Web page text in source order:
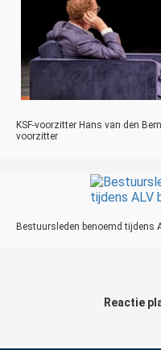
KSF-voorzitter Hans van den
voorzitter
Bestuursleden benoemd tijdens
Reactie